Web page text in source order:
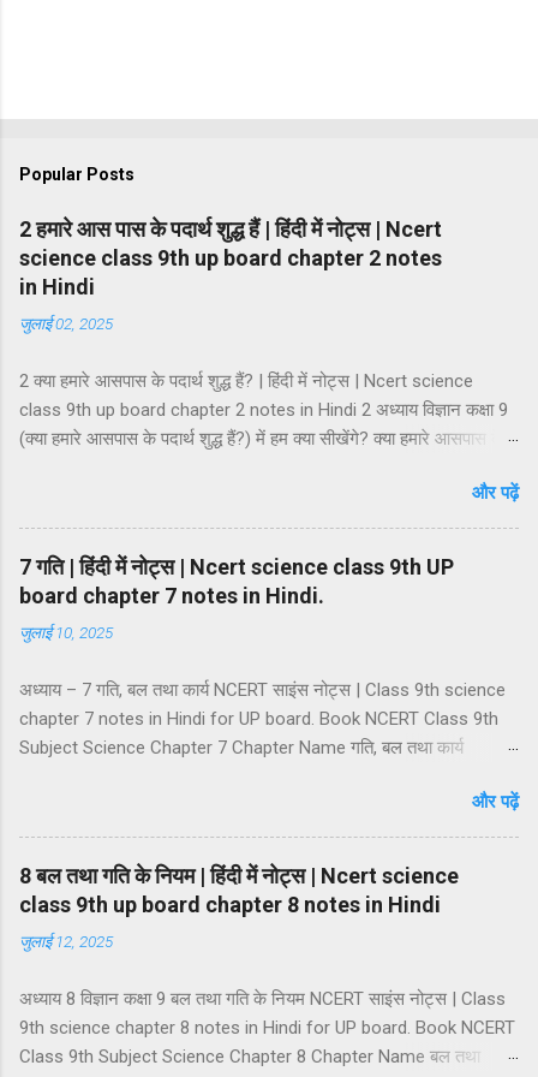
Popular Posts
2 हमारे आस पास के पदार्थ शुद्ध हैं | हिंदी में नोट्स | Ncert
science class 9th up board chapter 2 notes
in Hindi
जुलाई 02, 2025
2 क्या हमारे आसपास के पदार्थ शुद्ध हैं? | हिंदी में नोट्स | Ncert science
class 9th up board chapter 2 notes in Hindi 2 अध्याय विज्ञान कक्षा 9
(क्या हमारे आसपास के पदार्थ शुद्ध हैं?) में हम क्या सीखेंगे? क्या हमारे आसपास के
मिश्रण की विशेषताएं विलयन विलायक तथा विलेय विलयन के गुण विलयन के
प्रकार विलयन की सान्द्रता कोलॉइडी अवस्था कोलॉइड निलम्बन कोलॉइडी
कोलॉइडी विलयन की प्रावस्थाएं कोलॉइडी विलियनों का वर्गीकरण कोलाइड के
गुणधर्म भौतिक एवं रासायनिक परिवर्तन शुद्ध पदार्थ तत्व तत्त्वों का वर्गीकरण धातु,
अधातु एवं उपधातु यौगिक यौगिकों की विशेषताएं मिश्रण तथा यौगिक में अंतर।
मिश्रण — जब दो या दो से अधिक तत्वों या यौगिकों को अनिश्चित अनुपात में
कहते हैं। मिश्रण में दो या दो से अधिक अवयवी पदार...
और पढ़ें
7 गति | हिंदी में नोट्स | Ncert science class 9th UP
board chapter 7 notes in Hindi.
जुलाई 10, 2025
अध्याय – 7 गति, बल तथा कार्य NCERT साइंस नोट्स | Class 9th science
chapter 7 notes in Hindi for UP board. Book NCERT Class 9th
Subject Science Chapter 7 Chapter Name गति, बल तथा कार्य
Board) अध्याय 7 विज्ञान कक्षा 9 (गति, बल तथा कार्य) में हम क्या सीखेंगे? विराम
की अवस्था : विरामावस्था गति की अवस्था या गति अवस्था विराम एवं गति सापेक्षिक
शब्द हैं गति का वर्णन : निर्देश बिंदु अदिश एवं सदिश राशियां अदिश राशियां सदिश
राशियां दूरी तथा विस्थापन की अवधारणा दूरी विस्थापन दूरी तथा विस्थापन में अंतर
सरल रेखीय गति एक समान गति और आसमान गति एकसमान गति असमान गति
गति की दर का मापन : चाल चाल का मात्रक चाल के प्रकार एकसमान चाल
वेग का मात्रक वेग के प्रकार (1) एकसमान वेग (2) असमान वेग असमान वेग
के प्रकार ...
और पढ़ें
8 बल तथा गति के नियम | हिंदी में नोट्स | Ncert science
class 9th up board chapter 8 notes in Hindi
जुलाई 12, 2025
अध्याय 8 विज्ञान कक्षा 9 बल तथा गति के नियम NCERT साइंस नोट्स | Class
9th science chapter 8 notes in Hindi for UP board. Book NCERT
Class 9th Subject Science Chapter 8 Chapter Name बल तथा